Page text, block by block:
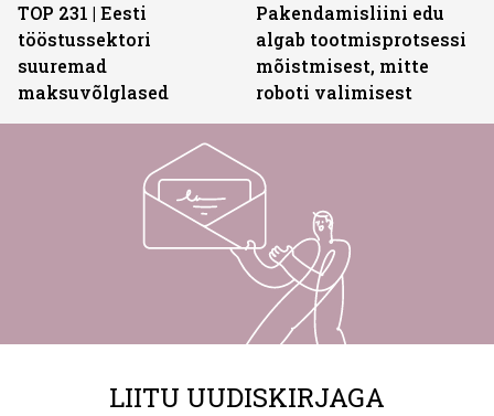
TOP 231 | Eesti
tööstussektori
suuremad
maksuvõlglased
Pakendamisliini edu
algab tootmisprotsessi
mõistmisest, mitte
roboti valimisest
LIITU UUDISKIRJAGA